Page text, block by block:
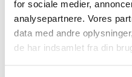
for sociale medier,
analysepartnere. Vores
data med andre
de har indsamlet fra din